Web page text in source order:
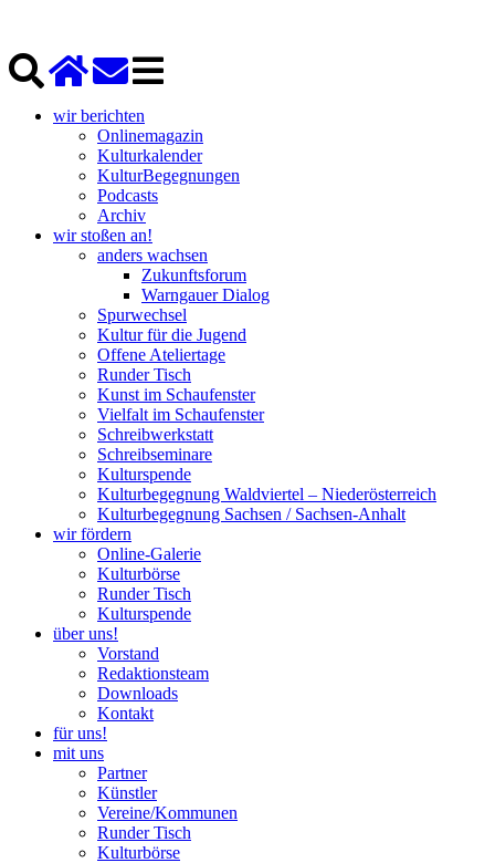
wir berichten
Onlinemagazin
Kulturkalender
KulturBegegnungen
Podcasts
Archiv
wir stoßen an!
anders wachsen
Zukunftsforum
Warngauer Dialog
Spurwechsel
Kultur für die Jugend
Offene Ateliertage
Runder Tisch
Kunst im Schaufenster
Vielfalt im Schaufenster
Schreibwerkstatt
Schreibseminare
Kulturspende
Kulturbegegnung Waldviertel – Niederösterreich
Kulturbegegnung Sachsen / Sachsen-Anhalt
wir fördern
Online-Galerie
Kulturbörse
Runder Tisch
Kulturspende
über uns!
Vorstand
Redaktionsteam
Downloads
Kontakt
für uns!
mit uns
Partner
Künstler
Vereine/Kommunen
Runder Tisch
Kulturbörse